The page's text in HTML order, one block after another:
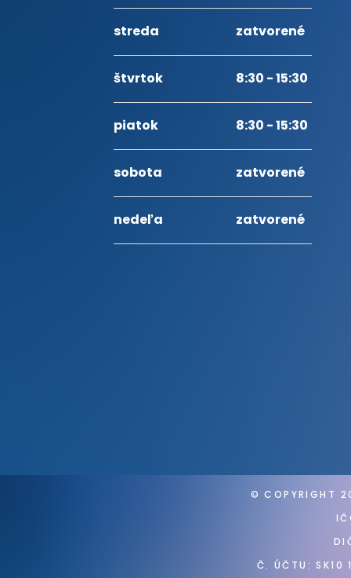
streda zatvorené
štvrtok 8:30 - 15:30
piatok 8:30 - 15:30
sobota zatvorené
nedeľa zatvorené
© COPYRIGHT
Č. ÚČTU: